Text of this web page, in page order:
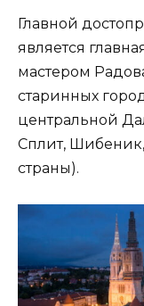
Главной
является
мастером
старинных
центральной
Сплит, Шибеник,
страны).